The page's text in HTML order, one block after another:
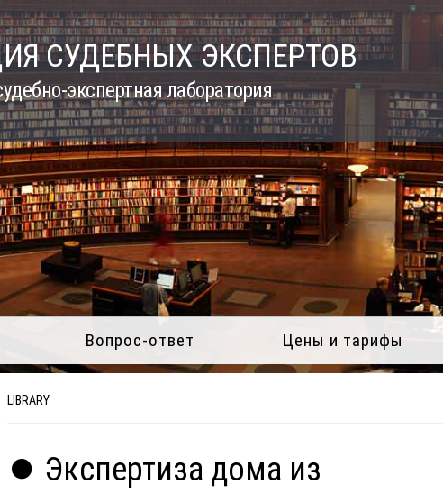
СУДЕБНЫХ ЭКСПЕРТОВ
экспертная лаборатория
Вопрос-ответ Цены и тарифы
LIBRARY
⏺️ Экспертиза дома из